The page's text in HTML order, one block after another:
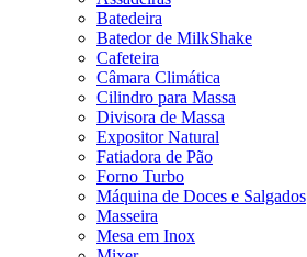
Batedeira
Batedor de MilkShake
Cafeteira
Câmara Climática
Cilindro para Massa
Divisora de Massa
Expositor Natural
Fatiadora de Pão
Forno Turbo
Máquina de Doces e Salgados
Masseira
Mesa em Inox